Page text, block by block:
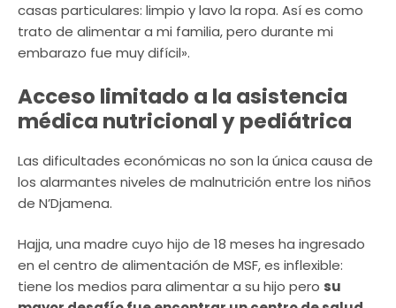
casas particulares: limpio y lavo la ropa. Así es como
trato de alimentar a mi familia, pero durante mi
embarazo fue muy difícil».
Acceso limitado a la asistencia
médica nutricional y pediátrica
Las dificultades económicas no son la única causa de
los alarmantes niveles de malnutrición entre los niños
de N’Djamena.
Hajja, una madre cuyo hijo de 18 meses ha ingresado
en el centro de alimentación de MSF, es inflexible:
tiene los medios para alimentar a su hijo pero su